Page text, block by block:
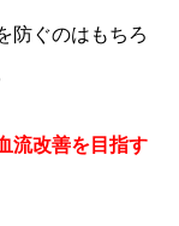
防ぐのはもちろ
流改善を目指す